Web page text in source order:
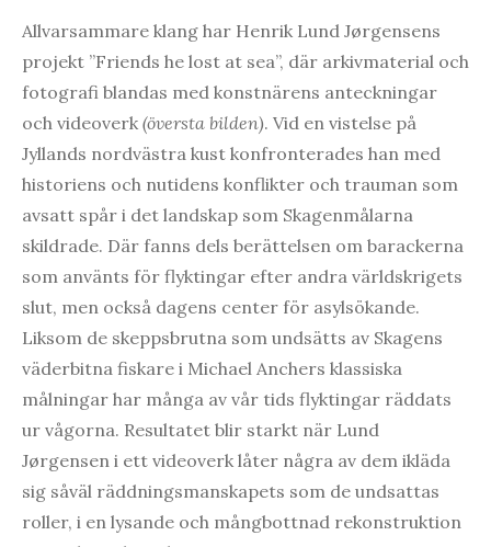
Allvarsammare klang har Henrik Lund Jørgensens
projekt ”Friends he lost at sea”, där arkivmaterial och
fotografi blandas med konstnärens anteckningar
och videoverk (översta bilden). Vid en vistelse på
Jyllands nordvästra kust konfronterades han med
historiens och nutidens konflikter och trauman som
avsatt spår i det landskap som Skagenmålarna
skildrade. Där fanns dels berättelsen om barackerna
som använts för flyktingar efter andra världskrigets
slut, men också dagens center för asylsökande.
Liksom de skeppsbrutna som undsätts av Skagens
väderbitna fiskare i Michael Anchers klassiska
målningar har många av vår tids flyktingar räddats
ur vågorna. Resultatet blir starkt när Lund
Jørgensen i ett videoverk låter några av dem ikläda
sig såväl räddningsmanskapets som de undsattas
roller, i en lysande och mångbottnad rekonstruktion